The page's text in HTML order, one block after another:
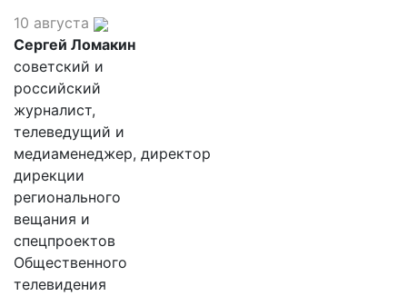
10 августа
Сергей Ломакин
советский и
российский
журналист,
телеведущий и
медиаменеджер, директор
дирекции
регионального
вещания и
спецпроектов
Общественного
телевидения